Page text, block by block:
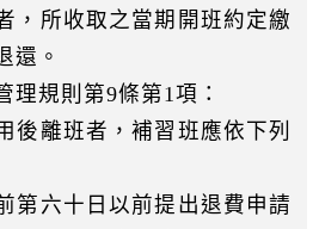
，所收取之當期開班約定繳
還。
理規則第9條第1項：
後離班者，補習班應依下列
第六十日以前提出退費申請